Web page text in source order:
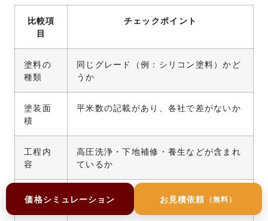
比較項
目
チェックポイント
塗料の
種類
同じグレード（例：シリコン塗料）かど
うか
塗装面
積
平米数の記載があり、各社で差がないか
工程内
容
高圧洗浄・下地補修・養生などが含まれ
ているか
施工回
下塗り・中塗り・上塗りの3回が記載さ
価格シミュレーション お見積依頼 （無料）